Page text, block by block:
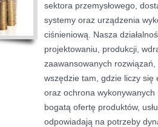
sektora przemysłowego,
systemy oraz urządzenia
ciśnieniową. Nasza
projektowaniu, produkcji,
zaawansowanych
wszędzie tam, gdzie liczy się
oraz ochrona
bogatą ofertę produktów,
odpowiadają na potrzeby